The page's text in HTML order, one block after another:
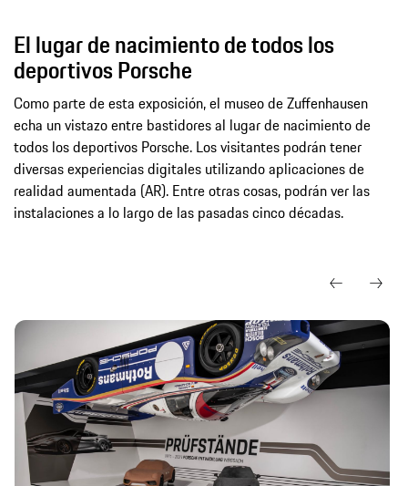
El lugar de nacimiento de todos los
deportivos Porsche
Como parte de esta exposición, el museo de Zuffenhausen
echa un vistazo entre bastidores al lugar de nacimiento de
todos los deportivos Porsche. Los visitantes podrán tener
diversas experiencias digitales utilizando aplicaciones de
realidad aumentada (AR). Entre otras cosas, podrán ver las
instalaciones a lo largo de las pasadas cinco décadas.